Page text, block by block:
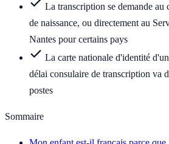
La transcription se demande au
de naissance, ou directement au
Nantes pour certains pays
La carte nationale d'identité
délai consulaire de transcription va
postes
Sommaire